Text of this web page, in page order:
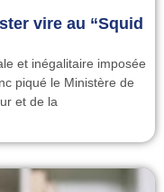
vire au “Squid
et inégalitaire imposée
piqué le Ministère de
et de la